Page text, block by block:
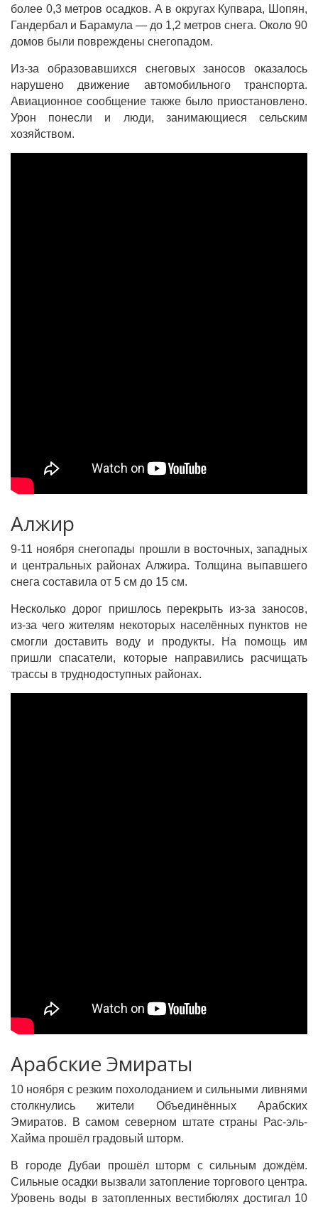
более 0,3 метров осадков. А в округах Купвара, Шопян,
Гандербал и Барамула — до 1,2 метров снега. Около 90
домов были повреждены снегопадом.
Из-за образовавшихся снеговых заносов оказалось
нарушено движение автомобильного транспорта.
Авиационное сообщение также было приостановлено.
Урон понесли и люди, занимающиеся сельским
хозяйством.
Алжир
9-11 ноября снегопады прошли в восточных, западных
и центральных районах Алжира. Толщина выпавшего
снега составила от 5 см до 15 см.
Несколько дорог пришлось перекрыть из-за заносов,
из-за чего жителям некоторых населённых пунктов не
смогли доставить воду и продукты. На помощь им
пришли спасатели, которые направились расчищать
трассы в труднодоступных районах.
Арабские Эмираты
10 ноября с резким похолоданием и сильными ливнями
столкнулись жители Объединённых Арабских
Эмиратов. В самом северном штате страны Рас-эль-
Хайма прошёл градовый шторм.
В городе Дубаи прошёл шторм с сильным дождём.
Сильные осадки вызвали затопление торгового центра.
Уровень воды в затопленных вестибюлях достигал 10